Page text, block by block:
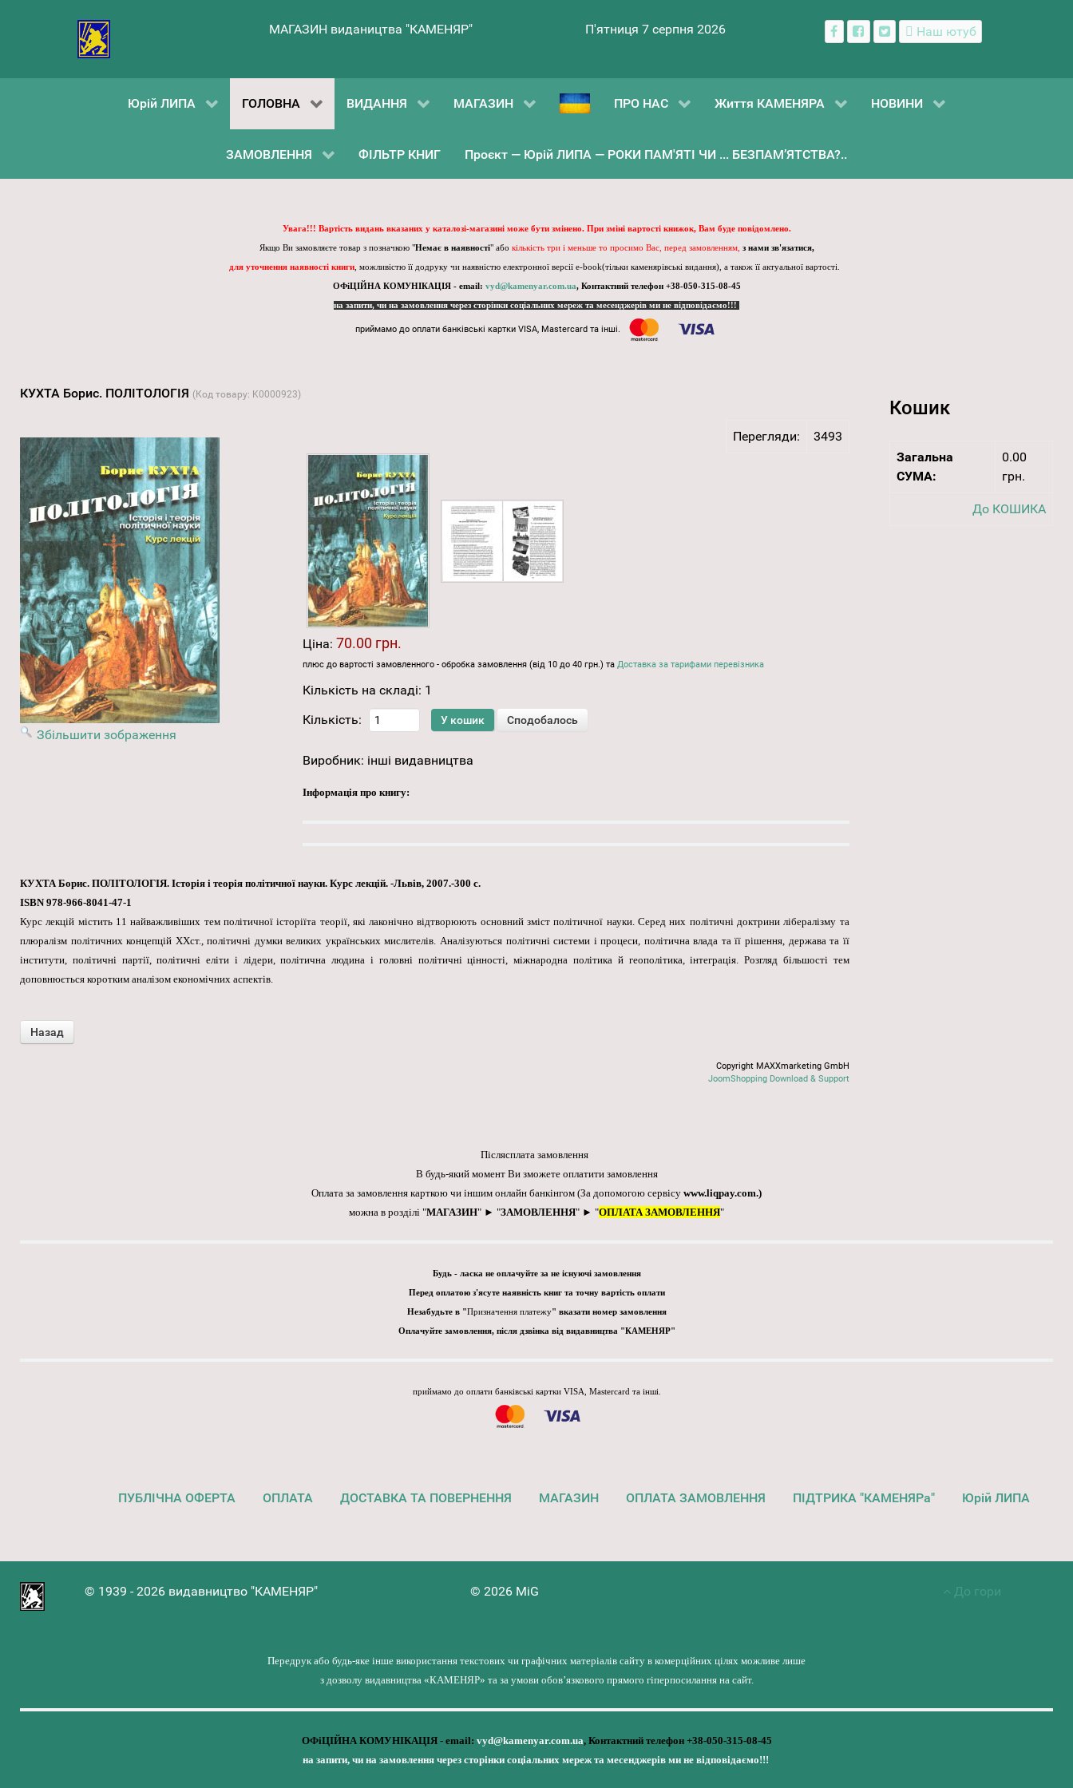
МАГАЗИН видаництва "КАМЕНЯР" П'ятниця 7 серпня 2026 Наш ютуб
Юрій ЛИПА ГОЛОВНА ВИДАННЯ МАГАЗИН ПРО НАС Життя КАМЕНЯРА НОВИНИ
ЗАМОВЛЕННЯ ФІЛЬТР КНИГ Проєкт — Юрій ЛИПА — РОКИ ПАМ'ЯТІ ЧИ ... БЕЗПАМ’ЯТСТВА?..
Увага!!! Вартість видань вказаних у каталозі-магазині може бути змінено. При зміні вартості книжок, Вам буде повідомлено.
Якщо Ви замовляєте товар з позначкою "Немає в наявності" або кількість три і меньше то просимо Вас, перед замовленням, з нами зв'язатися,
для уточнення наявності книги, можливістю її додруку чи наявністю електронної версії e-book(тільки каменярівські видання), а також її актуальної вартості.
ОФіЦІЙНА КОМУНІКАЦІЯ - email: vyd@kamenyar.com.ua, Контактний телефон +38-050-315-08-45
на запити, чи на замовлення через сторінки соціальних мереж та месенджерів ми не відповідаємо!!!
приймамо до оплати банківські картки VISA, Mastercard та інші.
КУХТА Борис. ПОЛІТОЛОГІЯ (Код товару: K0000923)
Перегляди: 3493
Збільшити зображення
Ціна: 70.00 грн.
плюс до вартості замовленного - обробка замовлення (від 10 до 40 грн.) та Доставка за тарифами перевізника
Кількість на складі: 1
Кількість:
Виробник: інші видавництва
Інформація про книгу:
КУХТА Борис. ПОЛІТОЛОГІЯ. Історія і теорія політичної науки. Курс лекцій. -Львів, 2007.-300 с.
ISBN 978-966-8041-47-1
Курс лекцій містить 11 найважливіших тем політичної історіїта теорії, які лаконічно відтворюють основний зміст політичної науки. Серед них політичні доктрини лібералізму та
плюралізм політичних концепцій ХХст., політичні думки великих українських мислителів. Аналізуються політичні системи і процеси, політична влада та її рішення, держава та її
інститути, політичні партії, політичні еліти і лідери, політична людина і головні політичні цінності, міжнародна політика й геополітика, інтеграція. Розгляд більшості тем
доповнюється коротким аналізом економічних аспектів.
Copyright MAXXmarketing GmbH
JoomShopping Download & Support
Кошик
Загальна
СУМА:
0.00
грн.
До КОШИКА
Післясплата замовлення
В будь-який момент Ви зможете оплатити замовлення
Оплата за замовлення карткою чи іншим онлайн банкінгом (За допомогою сервісу www.liqpay.com.)
можна в розділі "МАГАЗИН" ► "ЗАМОВЛЕННЯ" ► "ОПЛАТА ЗАМОВЛЕННЯ"
Будь - ласка не оплачуйте за не існуючі замовлення
Перед оплатою з'ясуте наявність книг та точну вартість оплати
Незабудьте в "Призначення платежу" вказати номер замовлення
Оплачуйте замовлення, після дзвінка від видавництва "КАМЕНЯР"
приймамо до оплати банківські картки VISA, Mastercard та інші.
ПУБЛІЧНА ОФЕРТА ОПЛАТА ДОСТАВКА ТА ПОВЕРНЕННЯ МАГАЗИН ОПЛАТА ЗАМОВЛЕННЯ ПІДТРИКА "КАМЕНЯРа" Юрій ЛИПА
© 1939 - 2026 видавництво "КАМЕНЯР" © 2026 MiG До гори
Передрук або будь-яке інше використання текстових чи графічних матеріалів сайту в комерційних цілях можливе лише
з дозволу видавництва «КАМЕНЯР» та за умови обов’язкового прямого гіперпосилання на сайт.
ОФіЦІЙНА КОМУНІКАЦІЯ - email: vyd@kamenyar.com.ua, Контактний телефон +38-050-315-08-45
на запити, чи на замовлення через сторінки соціальних мереж та месенджерів ми не відповідаємо!!!